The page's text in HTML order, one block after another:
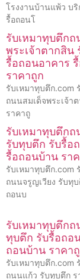
โรงงานบ้านแพ้ว บ
รื้อถอนโ
รับเหมาทุบตึกถ
พระเจ้าตากสิน
รื้อถอนอาคาร
ราคาถูก
รับเหมาทุบตึก.com
ถนนสมเด็จพระเจ้า
ราคาถู
รับเหมาทุบตึกถ
รับทุบตึก รับรื้อ
รื้อถอนบ้าน รา
รับเหมาทุบตึก.com
ถนนจรูญเวียง รับทุ
ถอนบ
รับเหมาทุบตึก
ทุบตึก รับรื้อถอ
ถอนบ้าน ราคา
รับเหมาทุบตึก.com
ถนนแก้ว รับทุบตึก ร